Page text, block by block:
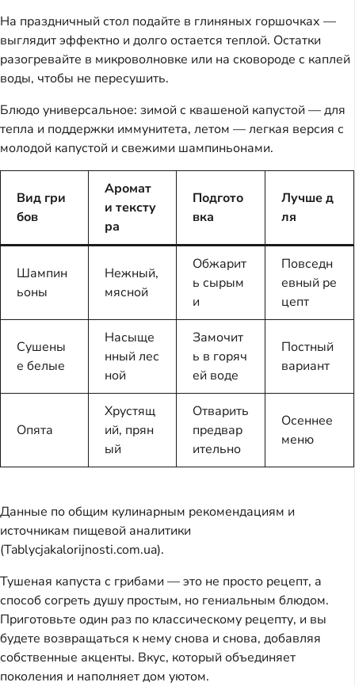
На праздничный стол подайте в глиняных горшочках —
выглядит эффектно и долго остается теплой. Остатки
разогревайте в микроволновке или на сковороде с каплей
воды, чтобы не пересушить.
Блюдо универсальное: зимой с квашеной капустой — для
тепла и поддержки иммунитета, летом — легкая версия с
молодой капустой и свежими шампиньонами.
Вид гри
бов
Аромат
и тексту
ра
Подгото
вка
Лучше д
ля
Шампин
ьоны
Нежный,
мясной
Обжарит
ь сырым
и
Повседн
евный ре
цепт
Сушены
е белые
Насыще
нный лес
ной
Замочит
ь в горяч
ей воде
Постный
вариант
Опята
Хрустящ
ий, прян
ый
Отварить
предвар
ительно
Осеннее
меню
Данные по общим кулинарным рекомендациям и
источникам пищевой аналитики
(Tablycjakalorijnosti.com.ua).
Тушеная капуста с грибами — это не просто рецепт, а
способ согреть душу простым, но гениальным блюдом.
Приготовьте один раз по классическому рецепту, и вы
будете возвращаться к нему снова и снова, добавляя
собственные акценты. Вкус, который объединяет
поколения и наполняет дом уютом.